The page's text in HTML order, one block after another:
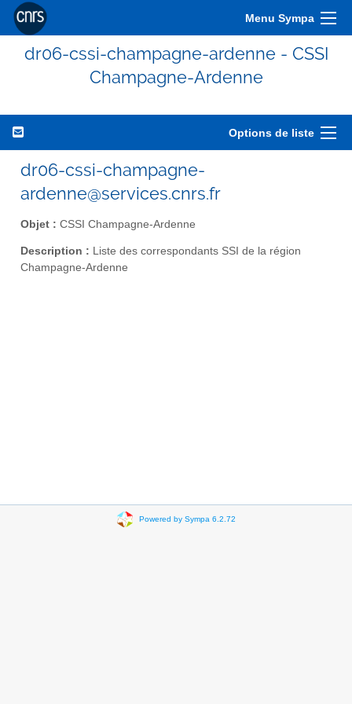
Menu Sympa
dr06-cssi-champagne-ardenne - CSSI
Champagne-Ardenne
Options de liste
dr06-cssi-champagne-
ardenne@services.cnrs.fr
Objet : CSSI Champagne-Ardenne
Description : Liste des correspondants SSI de la région
Champagne-Ardenne
Powered by Sympa 6.2.72